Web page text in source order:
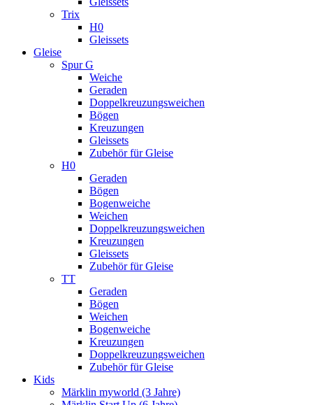
Trix
H0
Gleissets
Gleise
Spur G
Weiche
Geraden
Doppelkreuzungsweichen
Bögen
Kreuzungen
Gleissets
Zubehör für Gleise
H0
Geraden
Bögen
Bogenweiche
Weichen
Doppelkreuzungsweichen
Kreuzungen
Gleissets
Zubehör für Gleise
TT
Geraden
Bögen
Weichen
Bogenweiche
Kreuzungen
Doppelkreuzungsweichen
Zubehör für Gleise
Kids
Märklin myworld (3 Jahre)